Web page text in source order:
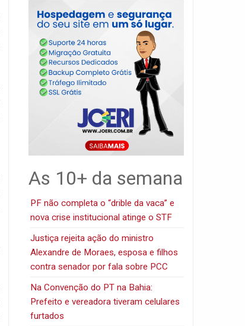
As 10+ da semana
PF não completa o “drible da vaca” e
nova crise institucional atinge o STF
Justiça rejeita ação do ministro
Alexandre de Moraes, esposa e filhos
contra senador por fala sobre PCC
Na Convenção do PT na Bahia:
Prefeito e vereadora tiveram celulares
furtados